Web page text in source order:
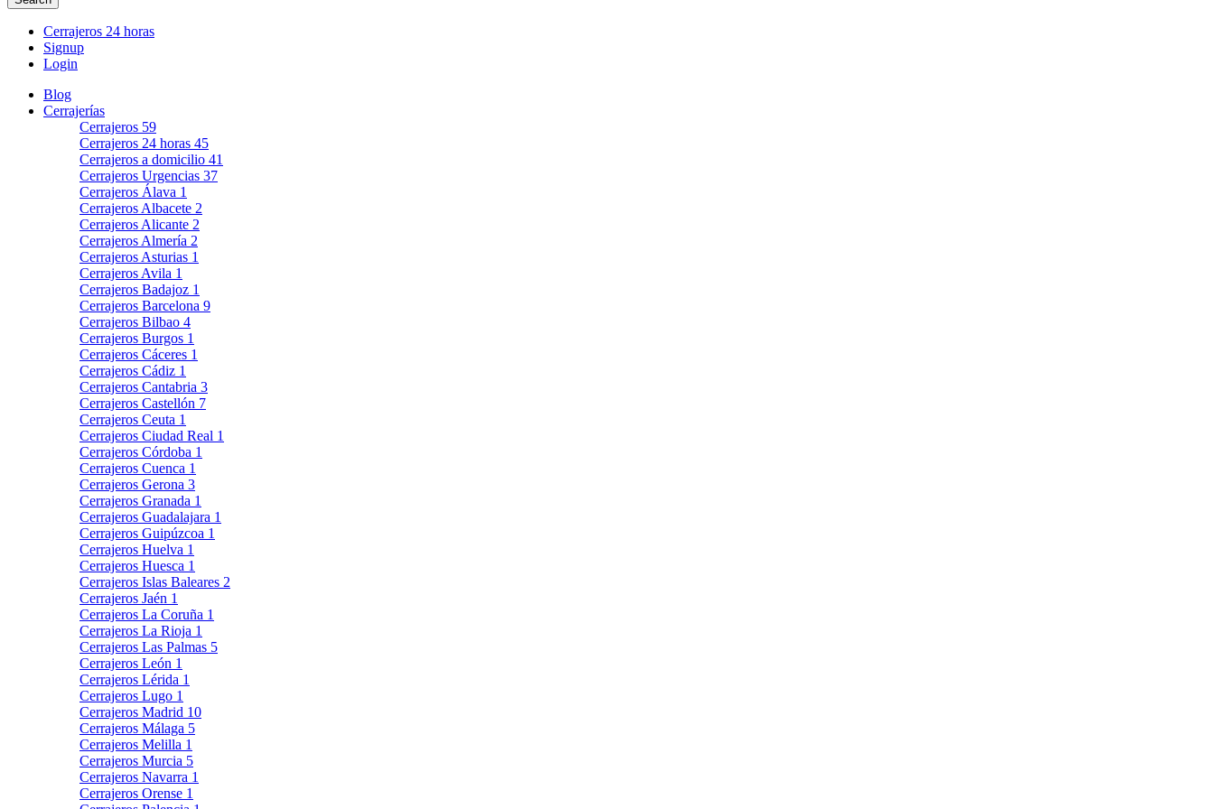
Cerrajeros 24 horas
Signup
Login
Blog
Cerrajerías
Cerrajeros 59
Cerrajeros 24 horas 45
Cerrajeros a domicilio 41
Cerrajeros Urgencias 37
Cerrajeros Álava 1
Cerrajeros Albacete 2
Cerrajeros Alicante 2
Cerrajeros Almería 2
Cerrajeros Asturias 1
Cerrajeros Avila 1
Cerrajeros Badajoz 1
Cerrajeros Barcelona 9
Cerrajeros Bilbao 4
Cerrajeros Burgos 1
Cerrajeros Cáceres 1
Cerrajeros Cádiz 1
Cerrajeros Cantabria 3
Cerrajeros Castellón 7
Cerrajeros Ceuta 1
Cerrajeros Ciudad Real 1
Cerrajeros Córdoba 1
Cerrajeros Cuenca 1
Cerrajeros Gerona 3
Cerrajeros Granada 1
Cerrajeros Guadalajara 1
Cerrajeros Guipúzcoa 1
Cerrajeros Huelva 1
Cerrajeros Huesca 1
Cerrajeros Islas Baleares 2
Cerrajeros Jaén 1
Cerrajeros La Coruña 1
Cerrajeros La Rioja 1
Cerrajeros Las Palmas 5
Cerrajeros León 1
Cerrajeros Lérida 1
Cerrajeros Lugo 1
Cerrajeros Madrid 10
Cerrajeros Málaga 5
Cerrajeros Melilla 1
Cerrajeros Murcia 5
Cerrajeros Navarra 1
Cerrajeros Orense 1